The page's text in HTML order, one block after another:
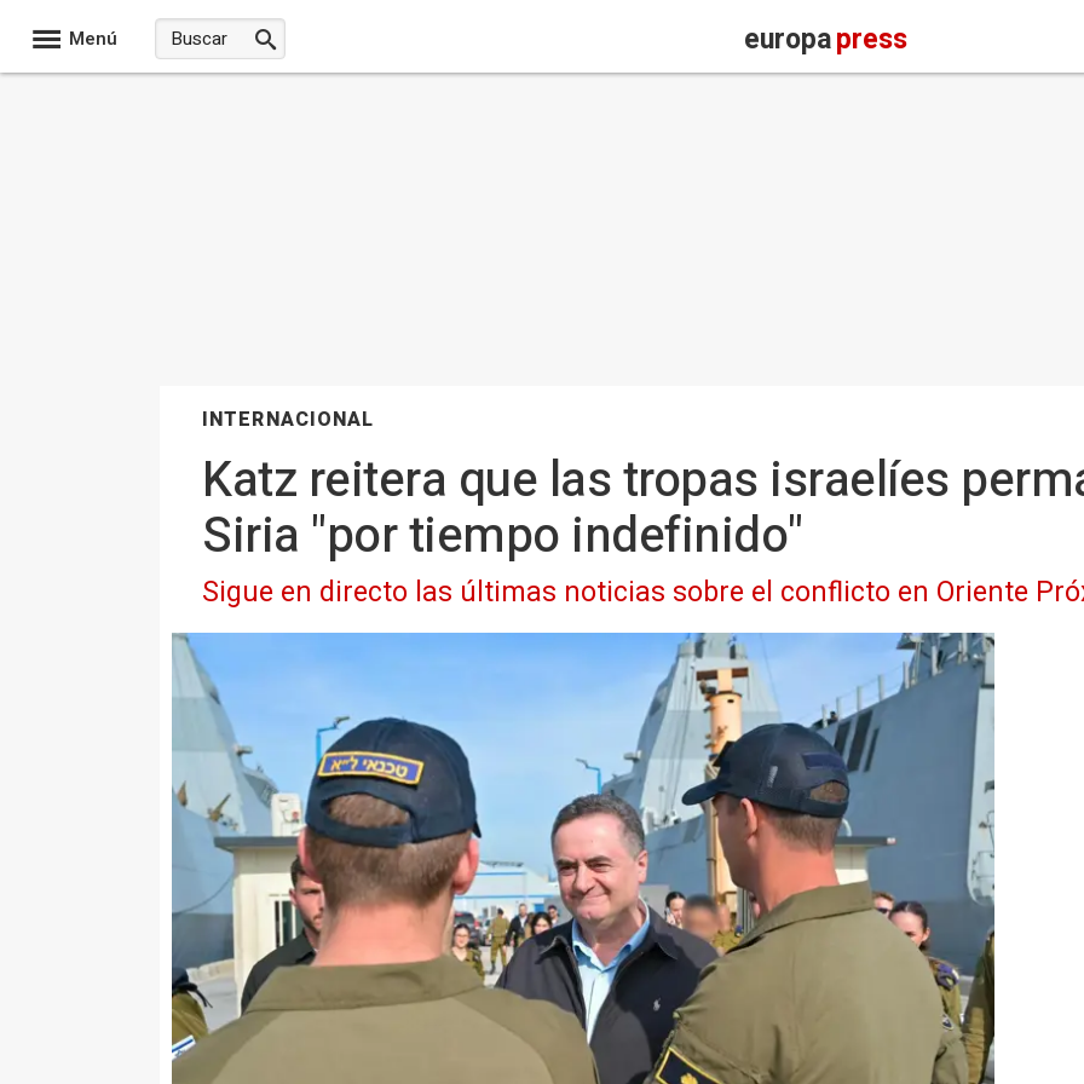
Menú europapress
INTERNACIONAL
Katz reitera que las tropas israelíes
Siria "por tiempo indefinido"
Sigue en directo las últimas noticias sobre el conflicto en Oriente